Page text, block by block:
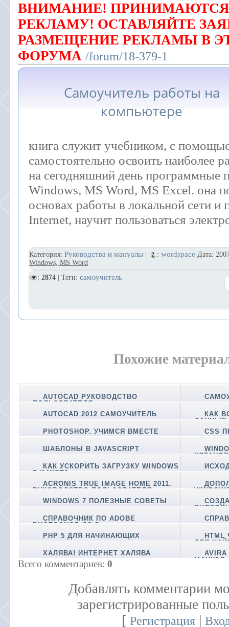
ВНИМАНИЕ! ПРИНИМАЮТСЯ
РЕКЛАМУ! ОСТАВЛЯЙТЕ
РАЗМЕЩЕНИЕ РЕКЛАМЫ В
ФОРУМА /forum/18-379-1
Самоучитель работы на
компьютере
книга служит учебником, с
самостоятельно освоить наиболее
на сегодняшний день программные
Windows, MS Word, MS Excel. она
основах работы в локальной сети и
Internet, научит пользоваться
Категория: Руководства и мануалы : wordspace Дата:
Windows, MS Word
: 2874 | Теги: самоучитель
Похожие
AUTOCAD РУКОВОДСТВО
ПОЛЬЗОВАТЕЛЯ
AUTOCAD 2012 САМОУЧИТЕЛЬ
КАК
ДАННЫЕ
PHOTOSHOP. УЧИМСЯ ВМЕСТЕ
CSS
ШАБЛОНЫ В JAVASCRIPT
КАК УСКОРИТЬ ЗАГРУЗКУ WINDOWS
7 И VISTA
ACRONIS TRUE IMAGE HOME 2011.
РУКОВОДСТВО ПОЛЬЗОВАТЕЛЯ
WINDOWS 7 ПОЛЕЗНЫЕ СОВЕТЫ
СПРАВОЧНИК ПО ADOBE
PHOTOSHOP CS 5
PHP 5 ДЛЯ НАЧИНАЮЩИХ
ДЛЯ
ХАЛЯВА! ИНТЕРНЕТ ХАЛЯВА
AVIRA
МАНУАЛ
Всего комментариев: 0
Добавлять комментарии
зарегистрированные
[Регистрация |